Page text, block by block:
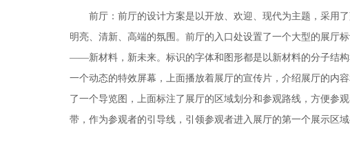
前厅：前厅的设计方案是以开放、欢迎、现代为主题，采用
明亮、清新、高端的氛围。前厅的入口处设置了一个大型的展厅
——新材料，新未来。标识的字体和图形都是以新材料的分子结
一个动态的特效屏幕，上面播放着展厅的宣传片，介绍展厅的内
了一个导览图，上面标注了展厅的区域划分和参观路线，方便参
带，作为参观者的引导线，引领参观者进入展厅的第一个展示区